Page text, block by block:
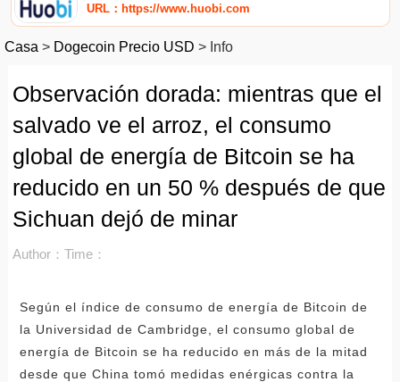
URL：https://www.huobi.com
Casa > Dogecoin Precio USD > Info
Observación dorada: mientras que el
salvado ve el arroz, el consumo
global de energía de Bitcoin se ha
reducido en un 50 % después de que
Sichuan dejó de minar
Author： Time：
Según el índice de consumo de energía de Bitcoin de
la Universidad de Cambridge, el consumo global de
energía de Bitcoin se ha reducido en más de la mitad
desde que China tomó medidas enérgicas contra la